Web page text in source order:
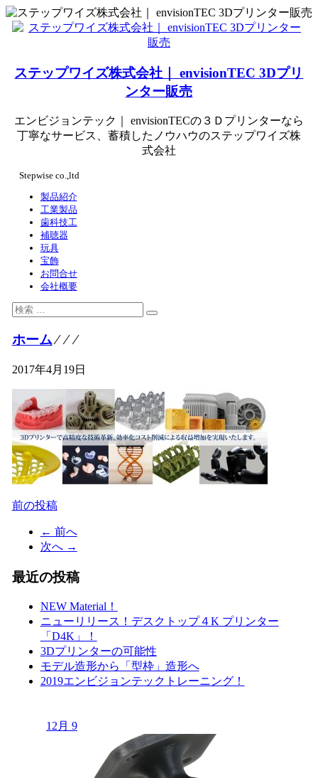
コ
ン
キ
ステップワイズ株式会社｜ envisionTEC 3Dプリ
ンター販売
エンビジョンテック｜ envisionTECの３Ｄプリンターなら
丁寧なサービス、蓄積したノウハウのステップワイズ株
式会社
Stepwise co.,ltd
製品紹介
工業製品
歯科技工
補聴器
玩具
宝飾
お問合せ
会社概要
ホーム⁄⁄⁄
2017年4月19日
投
ビ
前の投稿
← 前へ
次へ →
最近の投稿
NEW Material！
ニューリリース！デスクトップ４K プリンター
「D4K」！
3Dプリンターの可能性
モデル造形から「型枠」造形へ
2019エンビジョンテックトレーニング！
12月 9